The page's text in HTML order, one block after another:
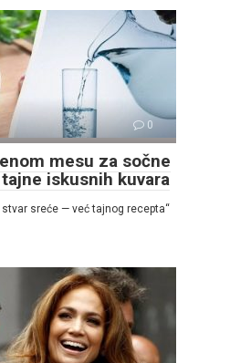
0
mesu za sočne
iskusnih kuvara
sreće — već tajnog recepta“